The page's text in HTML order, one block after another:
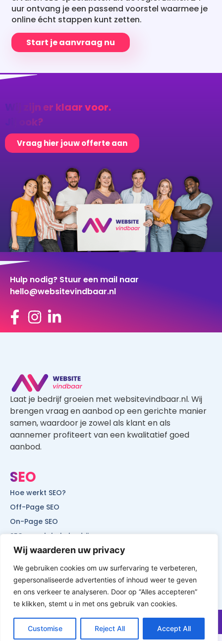
Wij waarderen uw privacy
We gebruiken cookies om uw surfervaring te verbeteren,
gepersonaliseerde advertenties of inhoud weer te geven
en ons verkeer te analyseren. Door op “Alles accepteren”
te klikken, stemt u in met ons gebruik van cookies.
Customise Reject All Accept All
Start je aanvraag nu
Wij zijn er klaar voor.
Vraag hier jouw offerte aan
Hulp nodig? Stuur een mail naar
hello@websitevindbaar.nl
brengen vraag en aanbod op een gerichte manier
samen, waardoor je zowel als klant en als
aannemer profiteert van een kwalitatief goed
aanbod.
SEO
Off-Page SEO
On-Page SEO
SEO voor lokale bedrijven
SEO voor mobiele websites
SEO voor start-ups
© All Rights Reserved by Website Vindbaar